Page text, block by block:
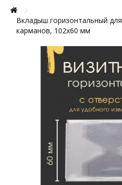
Вкладыш горизонтальный
карманов, 102х60 мм